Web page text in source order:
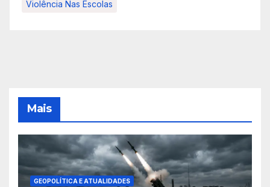
Violência Nas Escolas
Mais
GEOPOLÍTICA E ATUALIDADES